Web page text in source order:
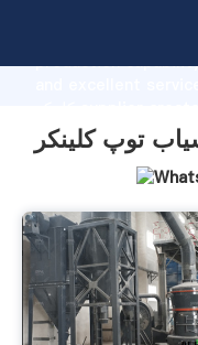
production
of customers.